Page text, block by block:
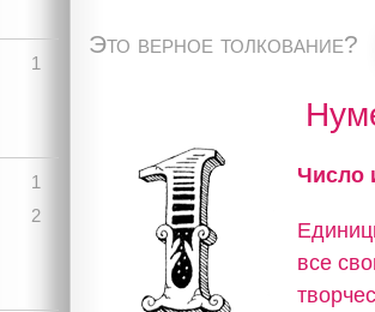
Это верное толкование?
Число
все
1
1
2